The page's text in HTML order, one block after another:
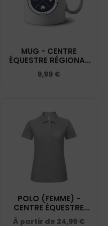
MUG - CENTRE
ÉQUESTRE RÉGIONAL
RENEN DUJARDIN -
MUG001
9,99 €
POLO (FEMME) -
CENTRE ÉQUESTRE
RÉGIONAL RENEN
À partir de 24,99 €